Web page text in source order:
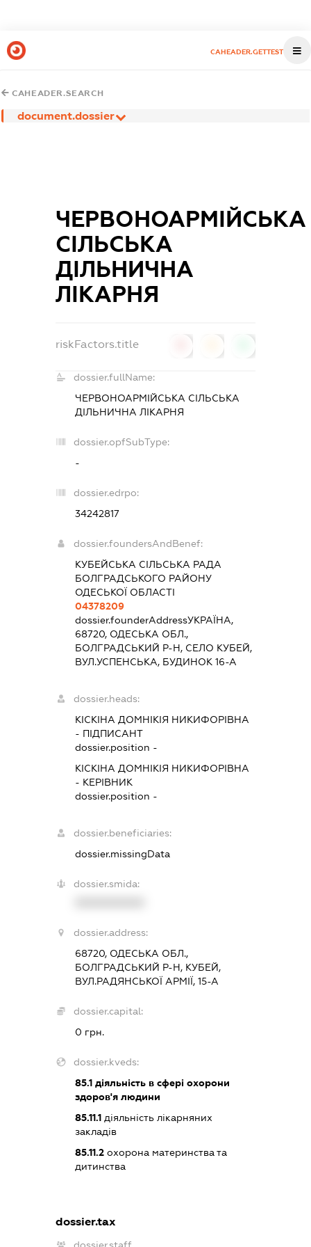
CAHEADER.GETTEST
CAHEADER.SEARCH
document.dossier
ЧЕРВОНОАРМІЙСЬКА
СІЛЬСЬКА
ДІЛЬНИЧНА
ЛІКАРНЯ
riskFactors.title
dossier.fullName:
ЧЕРВОНОАРМІЙСЬКА СІЛЬСЬКА
ДІЛЬНИЧНА ЛІКАРНЯ
dossier.opfSubType:
-
dossier.edrpo:
34242817
dossier.foundersAndBenef:
КУБЕЙСЬКА СІЛЬСЬКА РАДА
БОЛГРАДСЬКОГО РАЙОНУ
ОДЕСЬКОЇ ОБЛАСТІ
04378209
dossier.founderAddressУКРАЇНА,
68720, ОДЕСЬКА ОБЛ.,
БОЛГРАДСЬКИЙ Р-Н, СЕЛО КУБЕЙ,
ВУЛ.УСПЕНСЬКА, БУДИНОК 16-А
dossier.heads:
КІСКІНА ДОМНІКІЯ НИКИФОРІВНА
- ПІДПИСАНТ
dossier.position -
КІСКІНА ДОМНІКІЯ НИКИФОРІВНА
- КЕРІВНИК
dossier.position -
dossier.beneficiaries:
dossier.missingData
dossier.smida:
dossier.address:
68720, ОДЕСЬКА ОБЛ.,
БОЛГРАДСЬКИЙ Р-Н, КУБЕЙ,
ВУЛ.РАДЯНСЬКОЇ АРМІЇ, 15-А
dossier.capital:
0 грн.
dossier.kveds:
85.1діяльність в сфері охорони
здоров'я людини
85.11.1діяльність лікарняних
закладів
85.11.2охорона материнства та
дитинства
dossier.tax